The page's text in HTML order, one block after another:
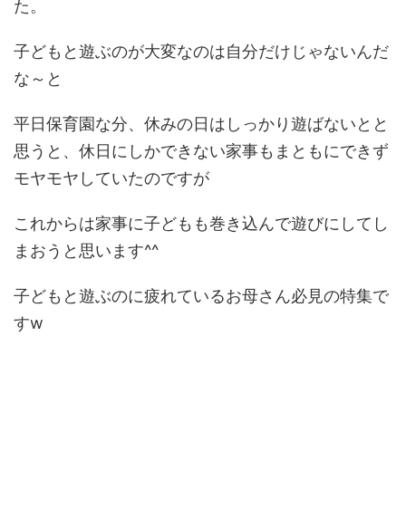
た。
子どもと遊ぶのが大変なのは自分だけじゃないんだ
な～と
平日保育園な分、休みの日はしっかり遊ばないとと
思うと、休日にしかできない家事もまともにできず
モヤモヤしていたのですが
これからは家事に子どもも巻き込んで遊びにしてし
まおうと思います^^
子どもと遊ぶのに疲れているお母さん必見の特集で
すw